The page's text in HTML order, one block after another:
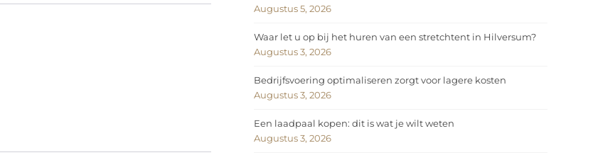
Augustus 5, 2026
Waar let u op bij het huren van een stretchtent in Hilversum?
Augustus 3, 2026
Bedrijfsvoering optimaliseren zorgt voor lagere kosten
Augustus 3, 2026
Een laadpaal kopen: dit is wat je wilt weten
Augustus 3, 2026